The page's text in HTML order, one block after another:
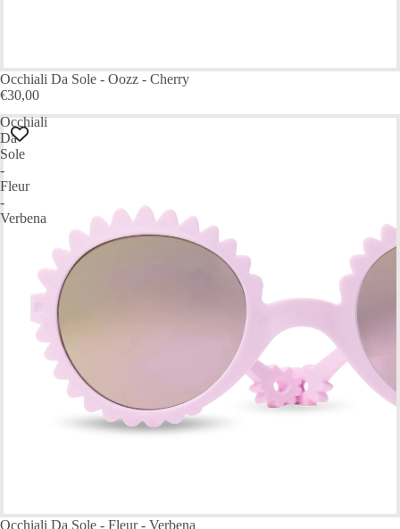
ESAURITO
Occhiali Da Sole - Oozz - Cherry
€30,00
Occhiali
Da
Sole
-
Fleur
-
Verbena
Occhiali Da Sole - Fleur - Verbena